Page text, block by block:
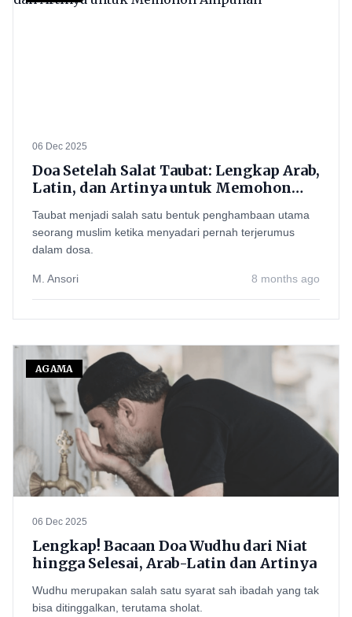
06 Dec 2025
Doa Setelah Salat Taubat: Lengkap Arab,
Latin, dan Artinya untuk Memohon
Taubat menjadi salah satu bentuk penghambaan utama
seorang muslim ketika menyadari pernah terjerumus
dalam dosa.
M. Ansori 8 months ago
AGAMA
06 Dec 2025
Lengkap! Bacaan Doa Wudhu dari Niat
hingga Selesai, Arab-Latin dan Artinya
Wudhu merupakan salah satu syarat sah ibadah yang tak
bisa ditinggalkan, terutama sholat.